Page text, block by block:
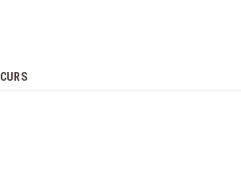
CURS